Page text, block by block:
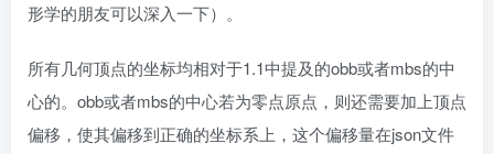
形学的朋友可以深入一下）。
所有几何顶点的坐标均相对于1.1中提及的obb或者mbs的中
心的。obb或者mbs的中心若为零点原点，则还需要加上顶点
偏移，使其偏移到正确的坐标系上，这个偏移量在json文件